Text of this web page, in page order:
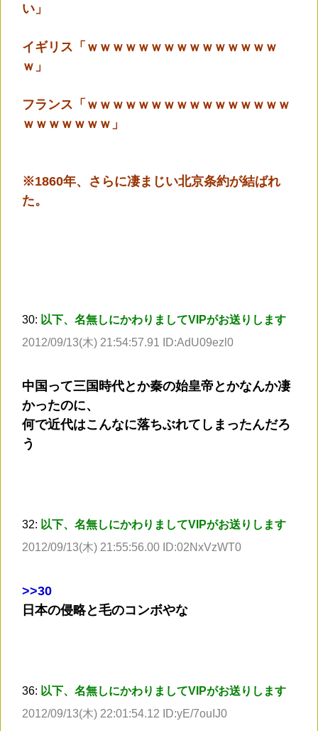
い」
イギリス「ｗｗｗｗｗｗｗｗｗｗｗｗｗｗｗ
ｗ」
フランス「ｗｗｗｗｗｗｗｗｗｗｗｗｗｗｗｗ
ｗｗｗｗｗｗｗ」
※1860年、さらに凄まじい北京条約が結ばれ
た。
30: 以下、名無しにかわりましてVIPがお送りします
2012/09/13(木) 21:54:57.91 ID:AdU09ezl0
中国って三国時代とか秦の始皇帝とかなんか凄
かったのに、
何で近代はこんなに落ちぶれてしまったんだろ
う
32: 以下、名無しにかわりましてVIPがお送りします
2012/09/13(木) 21:55:56.00 ID:02NxVzWT0
>>30
日本の侵略と毛のコンボやな
36: 以下、名無しにかわりましてVIPがお送りします
2012/09/13(木) 22:01:54.12 ID:yE/7ouIJ0